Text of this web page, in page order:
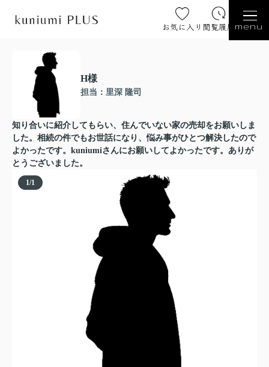
お気に入り 閲覧履歴 menu
H様
担当：里深 隆司
知り合いに紹介してもらい、住んでいない家の売却をお願いしま
した。相続の件でもお世話になり、悩み事がひとつ解決したので
よかったです。kuniumiさんにお願いしてよかったです。ありが
とうございました。
1/1